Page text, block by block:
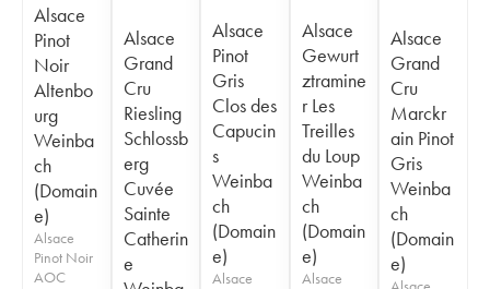
Alsace
Pinot
Noir
Altenbo
urg
Weinba
ch
(Domain
e)
Alsace
Pinot Noir
AOC
Alsace
Grand
Cru
Riesling
Schlossb
erg
Cuvée
Sainte
Catherin
e
Alsace
Pinot
Gris
Clos des
Capucin
s
Weinba
ch
(Domain
e)
Alsace
Alsace
Gewurt
ztramine
r Les
Treilles
du Loup
Weinba
ch
(Domain
e)
Alsace
Alsace
Grand
Cru
Marckr
ain Pinot
Gris
Weinba
ch
(Domain
e)